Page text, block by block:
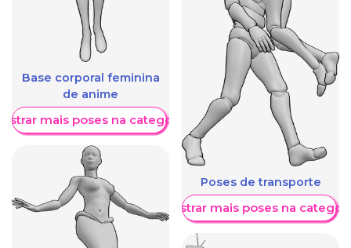
Base corporal feminina
de anime
mais poses na categoria
Poses de transporte
Mostrar mais poses na